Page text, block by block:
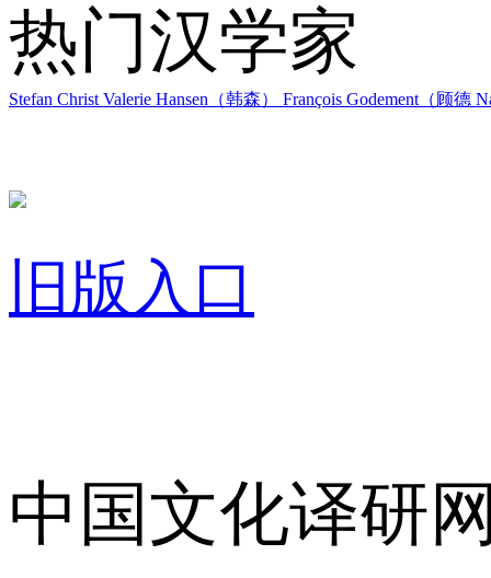
热门汉学家
Stefan Christ Valerie Hansen（韩森） François Godement（顾德
旧版入口
中国文化译研